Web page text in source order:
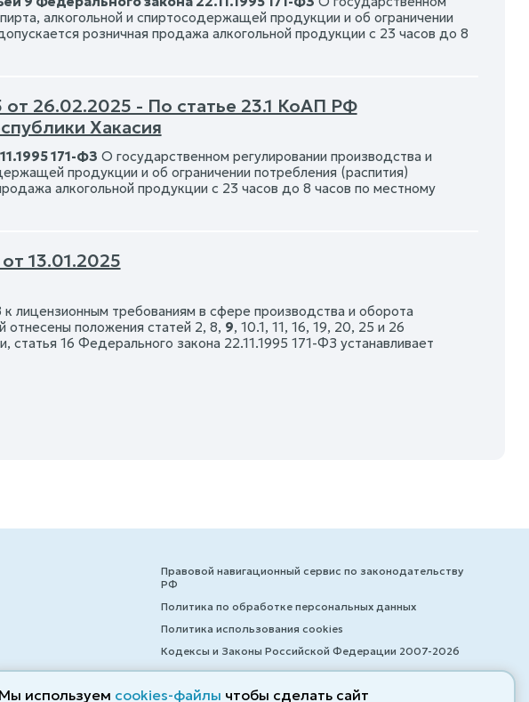
алкогольной и спиртосодержащей продукции и об ограничении
розничная продажа алкогольной продукции с 23 часов до 8
26.02.2025 - По статье 23.1 КоАП РФ
Хакасия
171-ФЗ О государственном регулировании производства и
продукции и об ограничении потребления (распития)
алкогольной продукции с 23 часов до 8 часов по местному
13.01.2025
лицензионным требованиям в сфере производства и оборота
отнесены положения статей 2, 8, 9, 10.1, 11, 16, 19, 20, 25 и 26
статья 16 Федерального закона 22.11.1995 171-ФЗ устанавливает
Правовой навигационный сервис по законодательству
РФ
Политика по обработке персональных данных
Политика использования cookies
Кодексы и Законы Российской Федерации 2007-2026
Мы используем cookies-файлы чтобы сделать сайт